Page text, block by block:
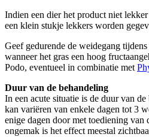
Indien een dier het product niet
een klein stukje lekkers worden
Geef gedurende de weidegang
wanneer het gras een hoog
Podo, eventueel in combinatie met
Duur van de behandeling
In een acute situatie is de duur van
kan variëren van enkele dagen tot 3
enige dagen door met toediening
ongemak is het effect meestal